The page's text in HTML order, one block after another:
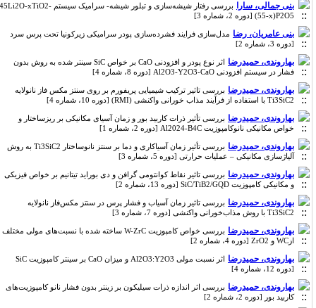
بنی جمالی، سارا
بررسی رفتار شیشه‌سازی و تبلور شیشه- سرامیک سیستم 45Li2O-xTiO2-
(55-x)P2O5 [دوره 2، شماره 3]
بنی عامریان، رضا مدل‌سازی فرایند فشرده‌سازی پودر سرامیکی زیرکونیا تحت پرس سرد
[دوره 3، شماره 2]
بهاروندی، حمیدرضا
اثر نوع پودر و افزودنی CaO بر خواص SiC سینتر شده به روش بدون
فشار در سیستم افزودنی Al2O3-Y2O3-CaO [دوره 8، شماره 4]
بهاروندی، حمیدرضا بررسی تاثیر ترکیب شیمیایی پریفورم بر روی سنتز مکس فاز نانولایه
Ti3SiC2 با استفاده از فرآیند مذاب خورانی واکنشی (RMI) [دوره 10، شماره 4]
بهاروندی، حمیدرضا بررسی تأثیر ذرات کاربید بور و زمان آسیای مکانیکی بر ریزساختار و
خواص مکانیکی نانوکامپوزیت Al2024-B4C [دوره 2، شماره 1]
بهاروندی، حمیدرضا
بررسی تأثیر زمان آسیاکاری و دما بر سنتز نانوساختار Ti3SiC2 به روش
آلیاژسازی مکانیکی – عملیات حرارتی [دوره 5، شماره 3]
بهاروندی، حمیدرضا بررسی تاثیر نقاط کوانتومی گرافن و دی بوراید تیتانیم بر خواص فیزیکی
و مکانیکی کامپوزیت SiC/TiB2/GQD [دوره 13، شماره 2]
بهاروندی، حمیدرضا بررسی تاثیر زمان آسیاب و فشار پرس در سنتز مکس‌فاز نانولایه
Ti3SiC2 با روش مذاب‌خورانی واکنشی [دوره 7، شماره 3]
بهاروندی، حمیدرضا
بررسی خواص کامپوزیت W-ZrC ساخته شده با نسبت‌های مولی مختلف
بهاروندی، حمیدرضا
اثر نسبت مولی Al2O3:Y2O3 و میزان CaO بر سینتر کامپوزیت SiC
[دوره 12، شماره 4]
بهاروندی، حمیدرضا بررسی اثر اندازه ذرات سیلیکون بر زینتر بدون فشار نانو کامپوزیت‌های
کاربید بور [دوره 2، شماره 2]